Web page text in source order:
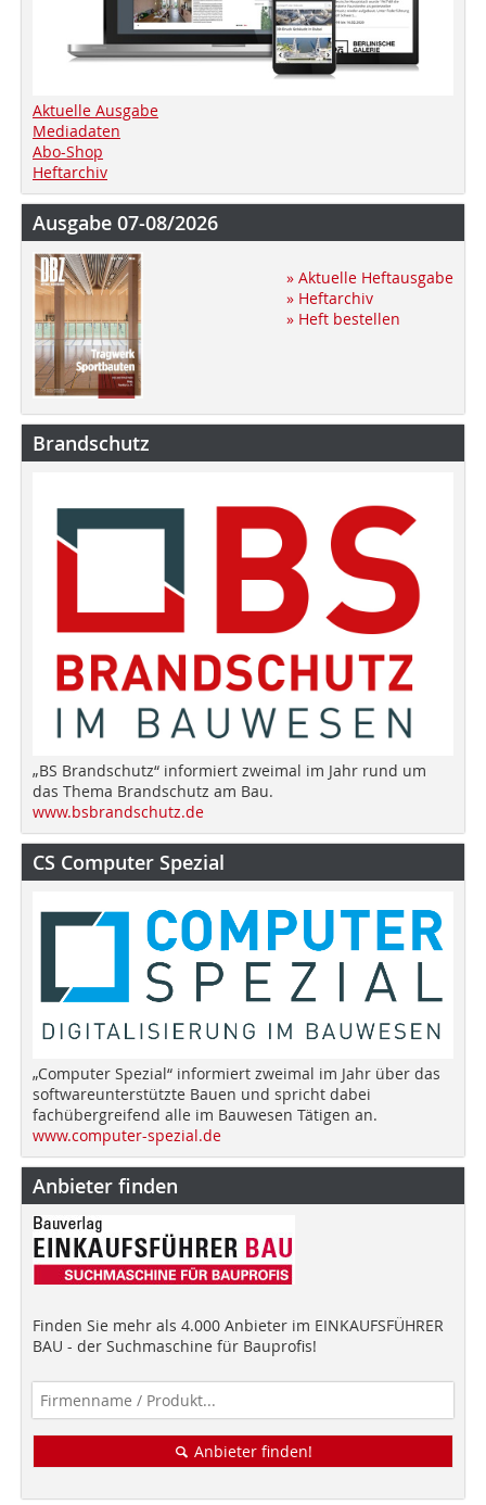
Aktuelle Ausgabe
Mediadaten
Abo-Shop
Heftarchiv
Ausgabe 07-08/2026
» Aktuelle Heftausgabe
» Heftarchiv
» Heft bestellen
Brandschutz
„BS Brandschutz“ informiert zweimal im Jahr rund um
das Thema Brandschutz am Bau.
www.bsbrandschutz.de
CS Computer Spezial
„Computer Spezial“ informiert zweimal im Jahr über das
softwareunterstützte Bauen und spricht dabei
fachübergreifend alle im Bauwesen Tätigen an.
www.computer-spezial.de
Anbieter finden
Finden Sie mehr als 4.000 Anbieter im EINKAUFSFÜHRER
BAU - der Suchmaschine für Bauprofis!
Anbieter finden!